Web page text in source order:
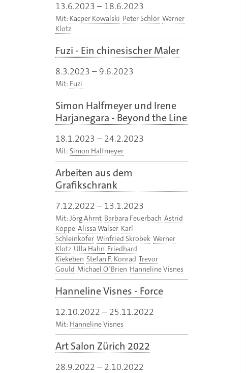
13.6.2023 – 18.6.2023
Mit: Kacper Kowalski Peter Schlör Werner
Klotz
Fuzi - Ein chinesischer Maler
8.3.2023 – 9.6.2023
Mit: Fuzi
Simon Halfmeyer und Irene
Harjanegara - Beyond the Line
18.1.2023 – 24.2.2023
Mit: Simon Halfmeyer
Arbeiten aus dem
Grafikschrank
7.12.2022 – 13.1.2023
Mit: Jörg Ahrnt Barbara Feuerbach Astrid
Köppe Alissa Walser Karl
Schleinkofer Winfried Skrobek Werner
Klotz Ulla Hahn Friedhard
Kiekeben Stefan F. Konrad Trevor
Gould Michael O´Brien Hanneline Visnes
Hanneline Visnes - Force
12.10.2022 – 25.11.2022
Mit: Hanneline Visnes
Art Salon Zürich 2022
28.9.2022 – 2.10.2022